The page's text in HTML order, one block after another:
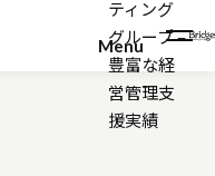
ティング
グループ –
豊富な経
営管理支
援実績
Menu